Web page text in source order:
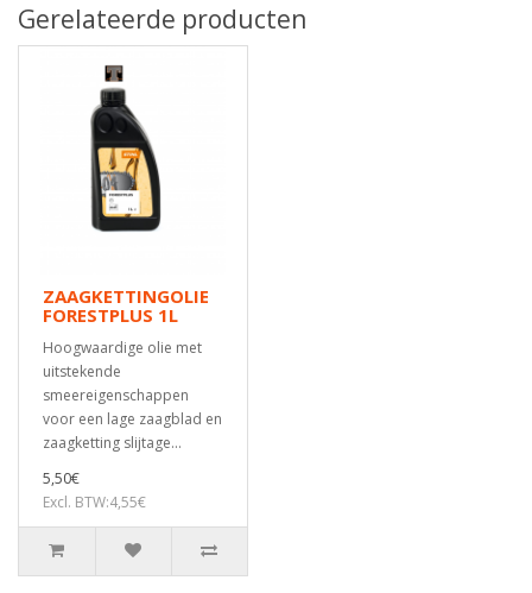
Gerelateerde producten
ZAAGKETTINGOLIE
FORESTPLUS 1L
Hoogwaardige olie met
uitstekende
smeereigenschappen
voor een lage zaagblad en
zaagketting slijtage...
5,50€
Excl. BTW:4,55€